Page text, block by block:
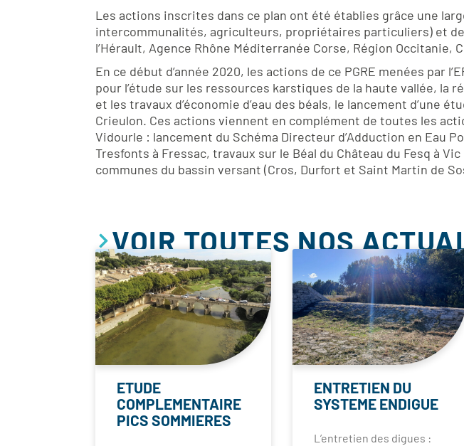
Les actions inscrites dans ce plan ont été établies grâce une
intercommunalités, agriculteurs, propriétaires particuliers) et
l’Hérault, Agence Rhône Méditerranée Corse, Région Occitanie,
En ce début d’année 2020, les actions de ce PGRE menées par
pour l’étude sur les ressources karstiques de la haute vallée, la
et les travaux d’économie d’eau des béals, le lancement d’une
Crieulon. Ces actions viennent en complément de toutes les
Vidourle : lancement du Schéma Directeur d’Adduction en Eau
Tresfonts à Fressac, travaux sur le Béal du Château du Fesq à
communes du bassin versant (Cros, Durfort et Saint Martin de
VOIR TOUTES NOS
ETUDE
COMPLEMENTAIRE
PICS SOMMIERES
ENTRETIEN DU
SYSTEME ENDIGUE
L’entretien des digues :